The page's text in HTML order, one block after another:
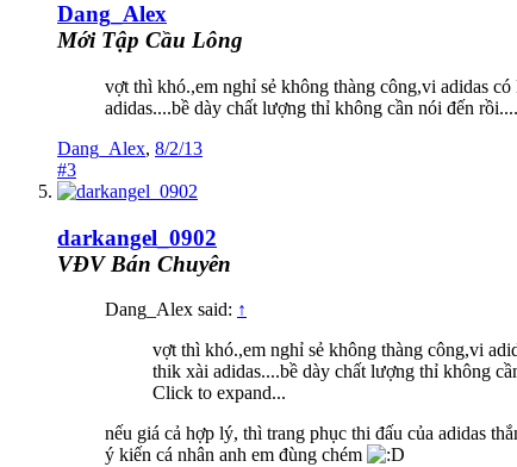
Dang_Alex
Mới Tập Cầu Lông
vợt thì khó.,em nghỉ sẻ không thàng công,vi adidas
adidas....bề dày chất lượng thỉ không cần nói đến rồi....
Dang_Alex, 8/2/13
#3
darkangel_0902
VĐV Bán Chuyên
Dang_Alex said: ↑
vợt thì khó.,em nghỉ sẻ không thàng công,vi
thik xài adidas....bề dày chất lượng thỉ không
Click to expand...
nếu giá cả hợp lý, thì trang phục thi đấu của adidas
ý kiến cá nhân anh em đùng chém